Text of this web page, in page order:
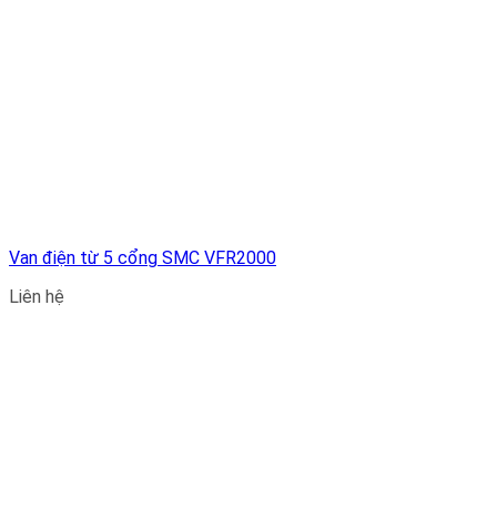
Van điện từ 5 cổng SMC VFR2000
Liên hệ